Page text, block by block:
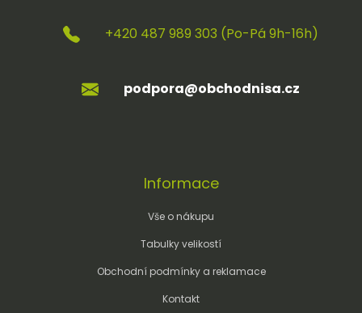
✅ Vybrané modely se slevou až 20 %
✅ Expedici do 2–5 pracovních dnů po celé ČR i na
✅ Možnost potisku a výšivky na vybrané modely
+420 487 989 303 (Po-Pá 9h-16h)
podpora@obchodnisa.cz
Informace
Vše o nákupu
Tabulky velikostí
Obchodní podmínky a reklamace
Kontakt